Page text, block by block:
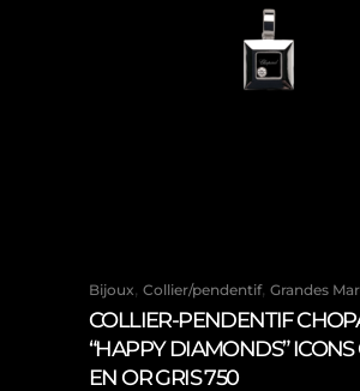
Bijoux, Collier/pendentif, Grandes
COLLIER-PENDENTIF
“HAPPY DIAMONDS” ICONS
EN OR GRIS 750